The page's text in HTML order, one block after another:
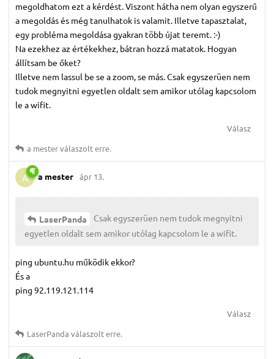
megoldhatom ezt a kérdést. Viszont hátha nem olyan egyszerű
a megoldás és még tanulhatok is valamit. Illetve tapasztalat,
egy probléma megoldása gyakran több újat teremt. :-)
Na ezekhez az értékekhez, bátran hozzá matatok. Hogyan
állítsam be őket?
Illetve nem lassul be se a zoom, se más. Csak egyszerüen nem
tudok megnyitni egyetlen oldalt sem amikor utólag kapcsolom
le a wifit.
Válasz
a mesterválaszolt erre.
A a mester ápr 13.
LaserPanda
Csak egyszerüen nem tudok megnyitni
egyetlen oldalt sem amikor utólag kapcsolom le a wifit.
ping ubuntu.hu működik ekkor?
És a
ping 92.119.121.114
Válasz
LaserPanda válaszolt erre.